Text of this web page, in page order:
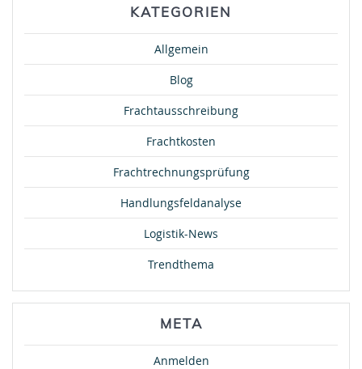
KATEGORIEN
Allgemein
Blog
Frachtausschreibung
Frachtkosten
Frachtrechnungsprüfung
Handlungsfeldanalyse
Logistik-News
Trendthema
META
Anmelden